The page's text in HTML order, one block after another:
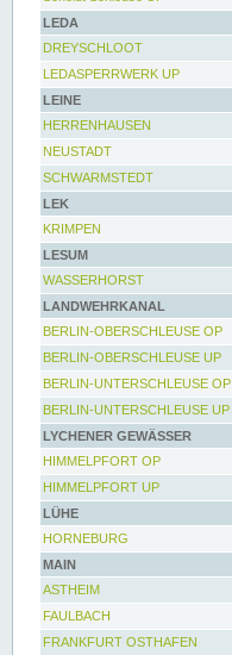
LEDA
DREYSCHLOOT
LEDASPERRWERK UP
LEINE
HERRENHAUSEN
NEUSTADT
SCHWARMSTEDT
LEK
KRIMPEN
LESUM
WASSERHORST
LANDWEHRKANAL
BERLIN-OBERSCHLEUSE OP
BERLIN-OBERSCHLEUSE UP
BERLIN-UNTERSCHLEUSE OP
BERLIN-UNTERSCHLEUSE UP
LYCHENER GEWÄSSER
HIMMELPFORT OP
HIMMELPFORT UP
LÜHE
HORNEBURG
MAIN
ASTHEIM
FAULBACH
FRANKFURT OSTHAFEN